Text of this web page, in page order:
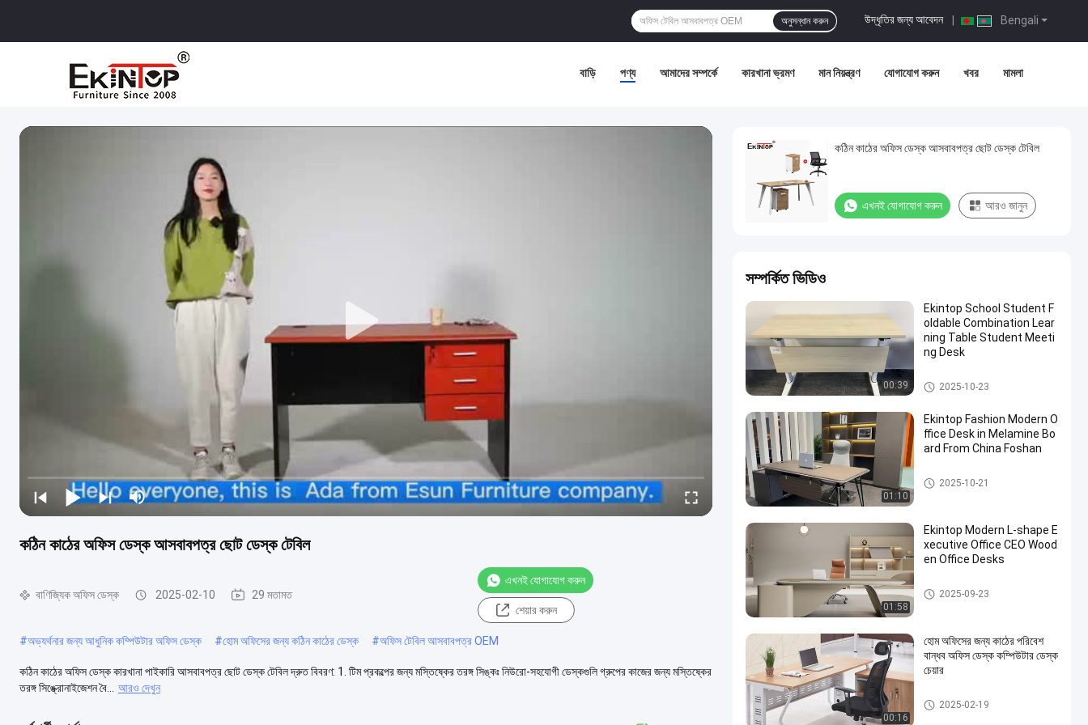
Bengali
উদ্ধৃতির জন্য আবেদন
অনুসন্ধান করুন
বাড়ি পণ্য আমাদের সম্পর্কে কারখানা ভ্রমণ মান নিয়ন্ত্রণ যোগাযোগ করুন খবর মামলা
কঠিন কাঠের অফিস ডেস্ক আসবাবপত্র ছোট ডেস্ক টেবিল
বাণিজ্যিক অফিস ডেস্ক 2025-02-10 29 মতামত
এখনই যোগাযোগ করুন
শেয়ার করুন
#অভ্যর্থনার জন্য আধুনিক কম্পিউটার অফিস ডেস্ক #হোম অফিসের জন্য কঠিন কাঠের ডেস্ক #অফিস টেবিল আসবাবপত্র OEM
কঠিন কাঠের অফিস ডেস্ক কারখানা পাইকারি আসবাবপত্র ছোট ডেস্ক টেবিল দ্রুত বিবরণ: 1. টিম প্রকল্পের জন্য মস্তিষ্কের তরঙ্গ সিঙ্কঃ নিউরো-সহযোগী ডেস্কগুলি গ্রুপের কাজের জন্য মস্তিষ্কের
তরঙ্গ সিঙ্ক্রোনাইজেশন বৈ...
আরও দেখুন
কঠিন কাঠের অফিস ডেস্ক আসবাবপত্র ছোট ডেস্ক টেবিল
এখনই যোগাযোগ করুন আরও জানুন
সম্পর্কিত ভিডিও
00:39
Ekintop School Student F
oldable Combination Lear
ning Table Student Meeti
ng Desk
বাণিজ্যিক অফিস ডেস্ক
2025-10-23
01:10
Ekintop Fashion Modern O
ffice Desk in Melamine Bo
ard From China Foshan
বাণিজ্যিক অফিস ডেস্ক
2025-10-21
01:58
Ekintop Modern L-shape E
xecutive Office CEO Wood
en Office Desks
বাণিজ্যিক অফিস ডেস্ক
2025-09-23
00:16
হোম অফিসের জন্য কাঠের পরিবেশ
বান্ধব অফিস ডেস্ক কম্পিউটার ডেস্ক
চেয়ার
বাণিজ্যিক অফিস ডেস্ক
2025-02-19